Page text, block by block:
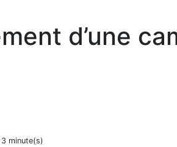
d’une
3 minute(s)